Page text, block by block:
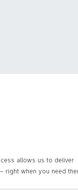
allows us to deliver
right when you need